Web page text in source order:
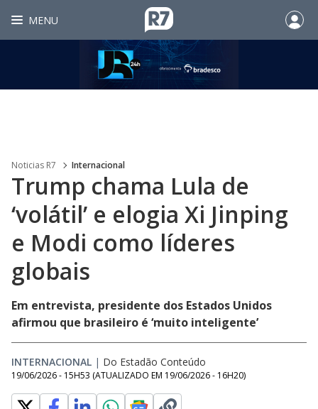
MENU
Noticias R7 Internacional
Trump chama Lula de
‘volátil’ e elogia Xi Jinping
e Modi como líderes
globais
Em entrevista, presidente dos Estados Unidos
afirmou que brasileiro é ‘muito inteligente’
INTERNACIONAL | Do Estadão Conteúdo
19/06/2026 - 15H53 (ATUALIZADO EM 19/06/2026 - 16H20)